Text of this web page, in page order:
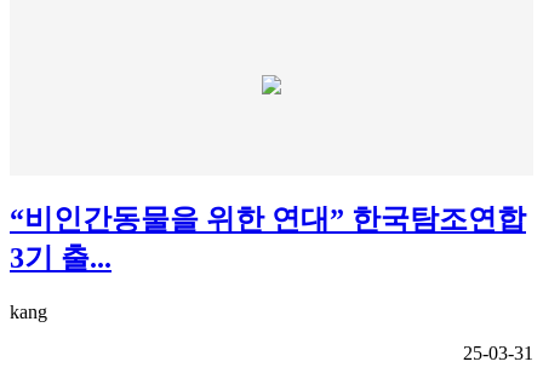
“비인간동물을 위한 연대” 한국탐조연합
3기 출...
kang
25-03-31